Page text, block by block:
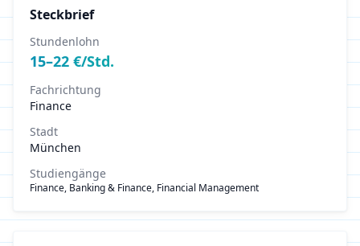
Steckbrief
Stundenlohn
15–22 €/Std.
Fachrichtung
Finance
Stadt
München
Studiengänge
Finance, Banking & Finance, Financial Management